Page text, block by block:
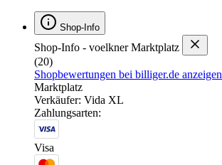
Shop-Info
Shop-Info - voelkner Marktplatz
(20)
Shopbewertungen bei billiger.de anzeigen
Marktplatz
Verkäufer: Vida XL
Zahlungsarten:
Visa